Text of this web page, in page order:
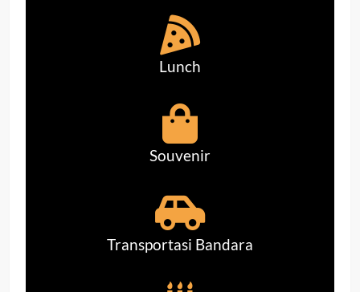
Lunch
Souvenir
Transportasi Bandara